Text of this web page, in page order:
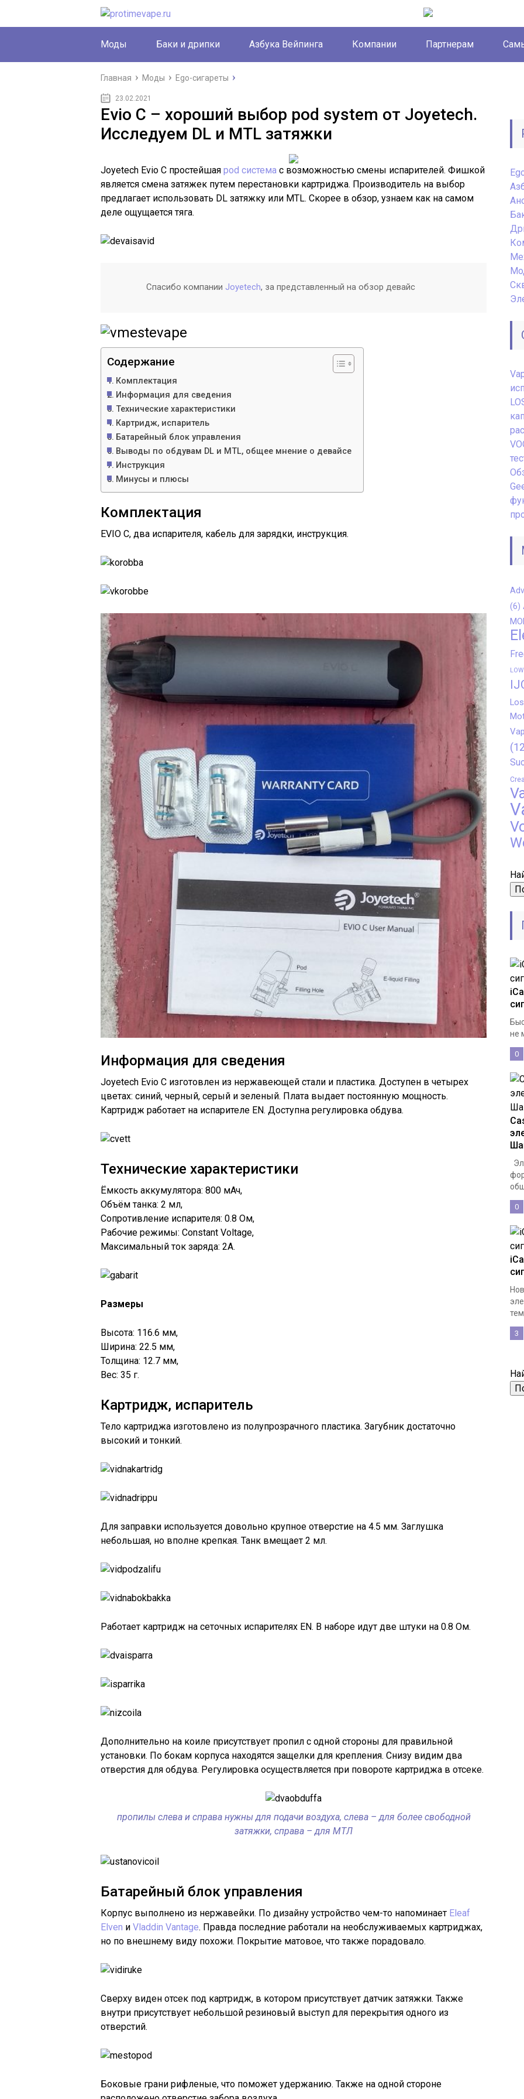
Моды Баки и дрипки Азбука Вейпинга Компании Партнерам
Главная Моды Ego-сигареты
23.02.2021
Evio C – хороший выбор pod system от Joyetech.
Исследуем DL и MTL затяжки
Joyetech Evio C простейшая pod система с возможностью смены испарителей. Фишкой
является смена затяжек путем перестановки картриджа. Производитель на выбор
предлагает использовать DL затяжку или MTL. Скорее в обзор, узнаем как на самом
деле ощущается тяга.
Спасибо компании Joyetech, за представленный на обзор девайс
Содержание
Комплектация
Информация для сведения
Технические характеристики
Картридж, испаритель
Батарейный блок управления
Выводы по обдувам DL и MTL, общее мнение о девайсе
Инструкция
Минусы и плюсы
Комплектация
EVIO C, два испарителя, кабель для зарядки, инструкция.
Информация для сведения
Joyetech Evio C изготовлен из нержавеющей стали и пластика. Доступен в четырех
цветах: синий, черный, серый и зеленый. Плата выдает постоянную мощность.
Картридж работает на испарителе EN. Доступна регулировка обдува.
Технические характеристики
Ёмкость аккумулятора: 800 мАч,
Объём танка: 2 мл,
Сопротивление испарителя: 0.8 Ом,
Рабочие режимы: Constant Voltage,
Максимальный ток заряда: 2А.
Размеры
Высота: 116.6 мм,
Ширина: 22.5 мм,
Толщина: 12.7 мм,
Вес: 35 г.
Картридж, испаритель
Тело картриджа изготовлено из полупрозрачного пластика. Загубник достаточно
высокий и тонкий.
Для заправки используется довольно крупное отверстие на 4.5 мм. Заглушка
небольшая, но вполне крепкая. Танк вмещает 2 мл.
Работает картридж на сеточных испарителях EN. В наборе идут две штуки на 0.8 Ом.
Дополнительно на коиле присутствует пропил с одной стороны для правильной
установки. По бокам корпуса находятся защелки для крепления. Снизу видим два
отверстия для обдува. Регулировка осуществляется при повороте картриджа в отсеке.
пропилы слева и справа нужны для подачи воздуха, слева – для более свободной
затяжки, справа – для МТЛ
Батарейный блок управления
Корпус выполнено из нержавейки. По дизайну устройство чем-то напоминает Eleaf
Elven и Vladdin Vantage. Правда последние работали на необслуживаемых картриджах,
но по внешнему виду похожи. Покрытие матовое, что также порадовало.
Сверху виден отсек под картридж, в котором присутствует датчик затяжки. Также
внутри присутствует небольшой резиновый выступ для перекрытия одного из
отверстий.
Боковые грани рифленые, что поможет удержанию. Также на одной стороне
(6)
не
0
0
3